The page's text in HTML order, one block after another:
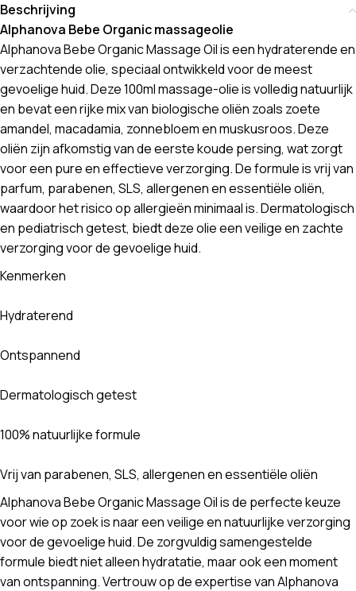
Beschrijving
Alphanova Bebe Organic massageolie
Alphanova Bebe Organic Massage Oil is een hydraterende en
verzachtende olie, speciaal ontwikkeld voor de meest
gevoelige huid. Deze 100ml massage-olie is volledig natuurlijk
en bevat een rijke mix van biologische oliën zoals zoete
amandel, macadamia, zonnebloem en muskusroos. Deze
oliën zijn afkomstig van de eerste koude persing, wat zorgt
voor een pure en effectieve verzorging. De formule is vrij van
parfum, parabenen, SLS, allergenen en essentiële oliën,
waardoor het risico op allergieën minimaal is. Dermatologisch
en pediatrisch getest, biedt deze olie een veilige en zachte
verzorging voor de gevoelige huid.
Kenmerken
Hydraterend
Ontspannend
Dermatologisch getest
100% natuurlijke formule
Vrij van parabenen, SLS, allergenen en essentiële oliën
Alphanova Bebe Organic Massage Oil is de perfecte keuze
voor wie op zoek is naar een veilige en natuurlijke verzorging
voor de gevoelige huid. De zorgvuldig samengestelde
formule biedt niet alleen hydratatie, maar ook een moment
van ontspanning. Vertrouw op de expertise van Alphanova